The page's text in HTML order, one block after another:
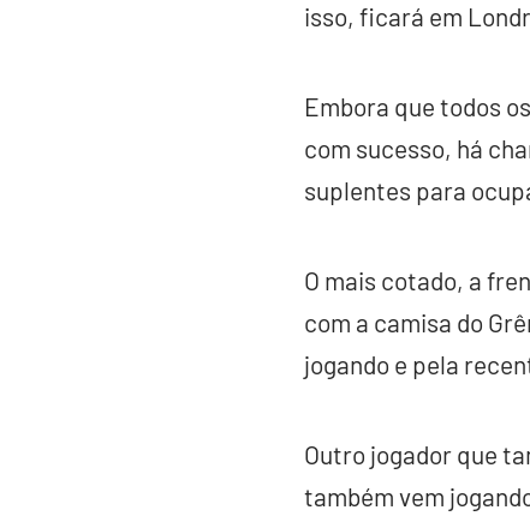
isso, ficará em
Embora que todos
com sucesso, há
suplentes para
O mais cotado, a
com a camisa do
jogando e pela
Outro jogador que
também vem